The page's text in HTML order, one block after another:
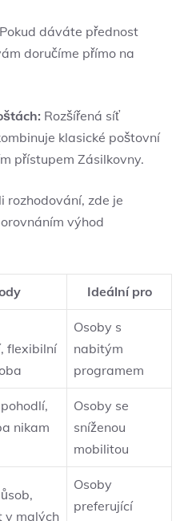
Pokud dáváte⁣ přednost
doručíme přímo⁣ na
Rozšířená síť
klasické poštovní
přístupem Zásilkovny.
rozhodování, zde je
výhod​
Ideální ‌pro
flexibilní
Osoby s
nabitým
programem
nikam
Osoby⁣ se
sníženou
mobilitou
v malých
Osoby
preferující